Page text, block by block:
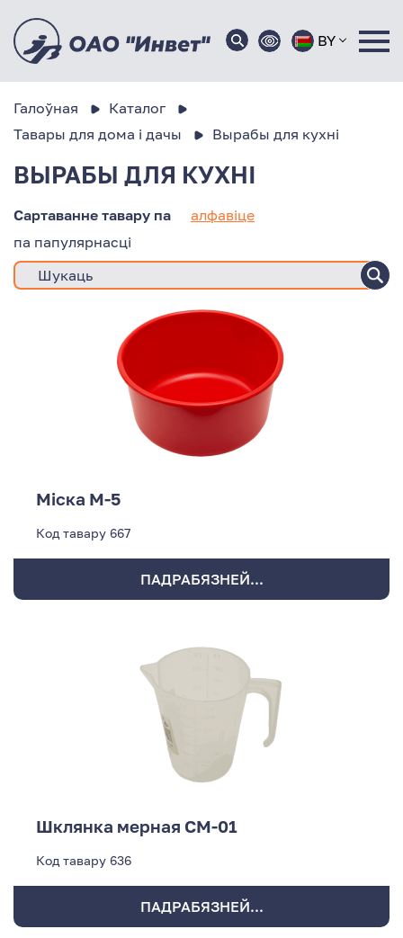
BY
Галоўная
Каталог
Тавары для дома і дачы
Вырабы для кухні
ВЫРАБЫ ДЛЯ КУХНІ
Сартаванне тавару па
алфавіце
па папулярнасці
Міска М-5
Код тавару 667
ПАДРАБЯЗНЕЙ...
Шклянка мерная СМ-01
Код тавару 636
ПАДРАБЯЗНЕЙ...